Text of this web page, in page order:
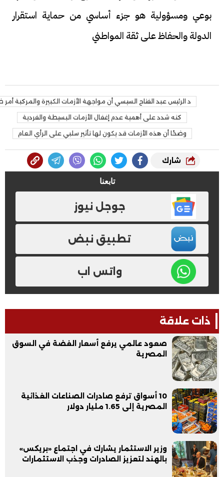
بوعي ومسؤولية هو جزء أساسي من حماية استقرار
الدولة والحفاظ على ثقة المواطني
د الرئيس عبد الفتاح السيسي أن مواجهة الأزمات الكبيرة والمركبة
كنه شدد على أهمية عدم إغفال الأزمات البسيطة والفردية
وضحًا أن هذه الأزمات قد يكون لها تأثير سلبي على الرأي العام
شارك
تابعنا
جوجل نيوز
تطبيق نبض
واتس اب
ذات علاقة
صعود عالمي يرفع أسعار الفضة في السوق
المصرية
10 أسواق ترفع صادرات الصناعات الغذائية
المصرية إلى 1.65 مليار دولار
وزير الاستثمار يشارك في اجتماع «بريكس»
بالهند لتعزيز الصادرات وجذب الاستثمارات